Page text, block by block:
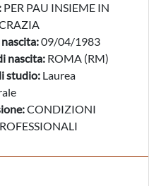
PER PAU INSIEME IN
09/04/1983
nascita: ROMA (RM)
studio: Laurea
CONDIZIONI